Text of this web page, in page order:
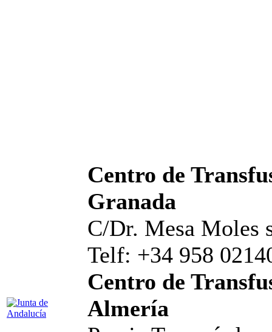
Centro de
Granada
C/Dr. Mesa Moles
Telf: +34 958
Centro de
Almería